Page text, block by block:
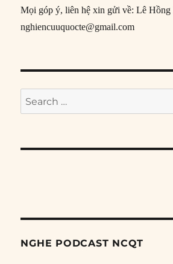
Mọi góp ý, liên hệ xin gửi về: Lê Hồng
nghiencuuquocte@gmail.com
Search
for:
NGHE PODCAST NCQT